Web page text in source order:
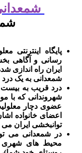
پایگاه اینترنتی
رسانی و آگاهی
ایران راه اندازی
شمعدانی به یک درد
درد قریب به بیست
شهروندانی که با
عضوی دچار معلولیت
اعضای خانواده
توانبخشی ایران می
در شمعدانی می
محیط های شهری